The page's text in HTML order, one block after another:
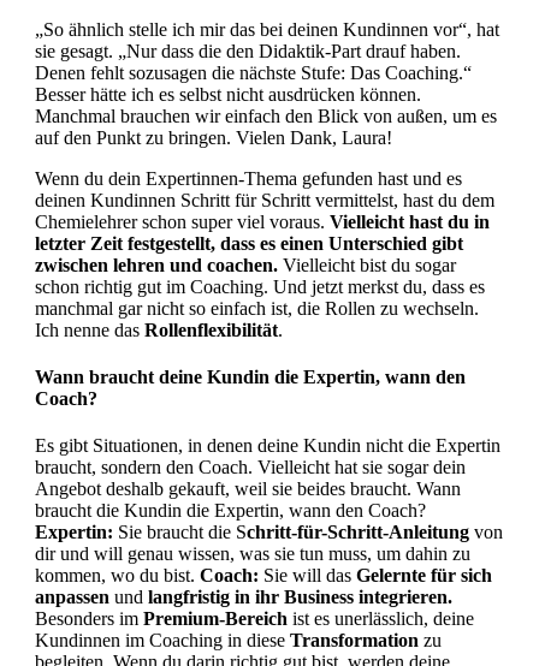
„So ähnlich stelle ich mir das bei deinen Kundinnen vor“, hat
sie gesagt. „Nur dass die den Didaktik-Part drauf haben.
Denen fehlt sozusagen die nächste Stufe: Das Coaching.“
Besser hätte ich es selbst nicht ausdrücken können.
Manchmal brauchen wir einfach den Blick von außen, um es
auf den Punkt zu bringen. Vielen Dank, Laura!
Wenn du dein Expertinnen-Thema gefunden hast und es
deinen Kundinnen Schritt für Schritt vermittelst, hast du dem
Chemielehrer schon super viel voraus. Vielleicht hast du in
letzter Zeit festgestellt, dass es einen Unterschied gibt
zwischen lehren und coachen. Vielleicht bist du sogar
schon richtig gut im Coaching. Und jetzt merkst du, dass es
manchmal gar nicht so einfach ist, die Rollen zu wechseln.
Ich nenne das Rollenflexibilität.
Wann braucht deine Kundin die Expertin, wann den
Coach?
Es gibt Situationen, in denen deine Kundin nicht die Expertin
braucht, sondern den Coach. Vielleicht hat sie sogar dein
Angebot deshalb gekauft, weil sie beides braucht. Wann
braucht die Kundin die Expertin, wann den Coach?
Expertin: Sie braucht die Schritt-für-Schritt-Anleitung von
dir und will genau wissen, was sie tun muss, um dahin zu
kommen, wo du bist. Coach: Sie will das Gelernte für sich
anpassen und langfristig in ihr Business integrieren.
Besonders im Premium-Bereich ist es unerlässlich, deine
Kundinnen im Coaching in diese Transformation zu
begleiten. Wenn du darin richtig gut bist, werden deine